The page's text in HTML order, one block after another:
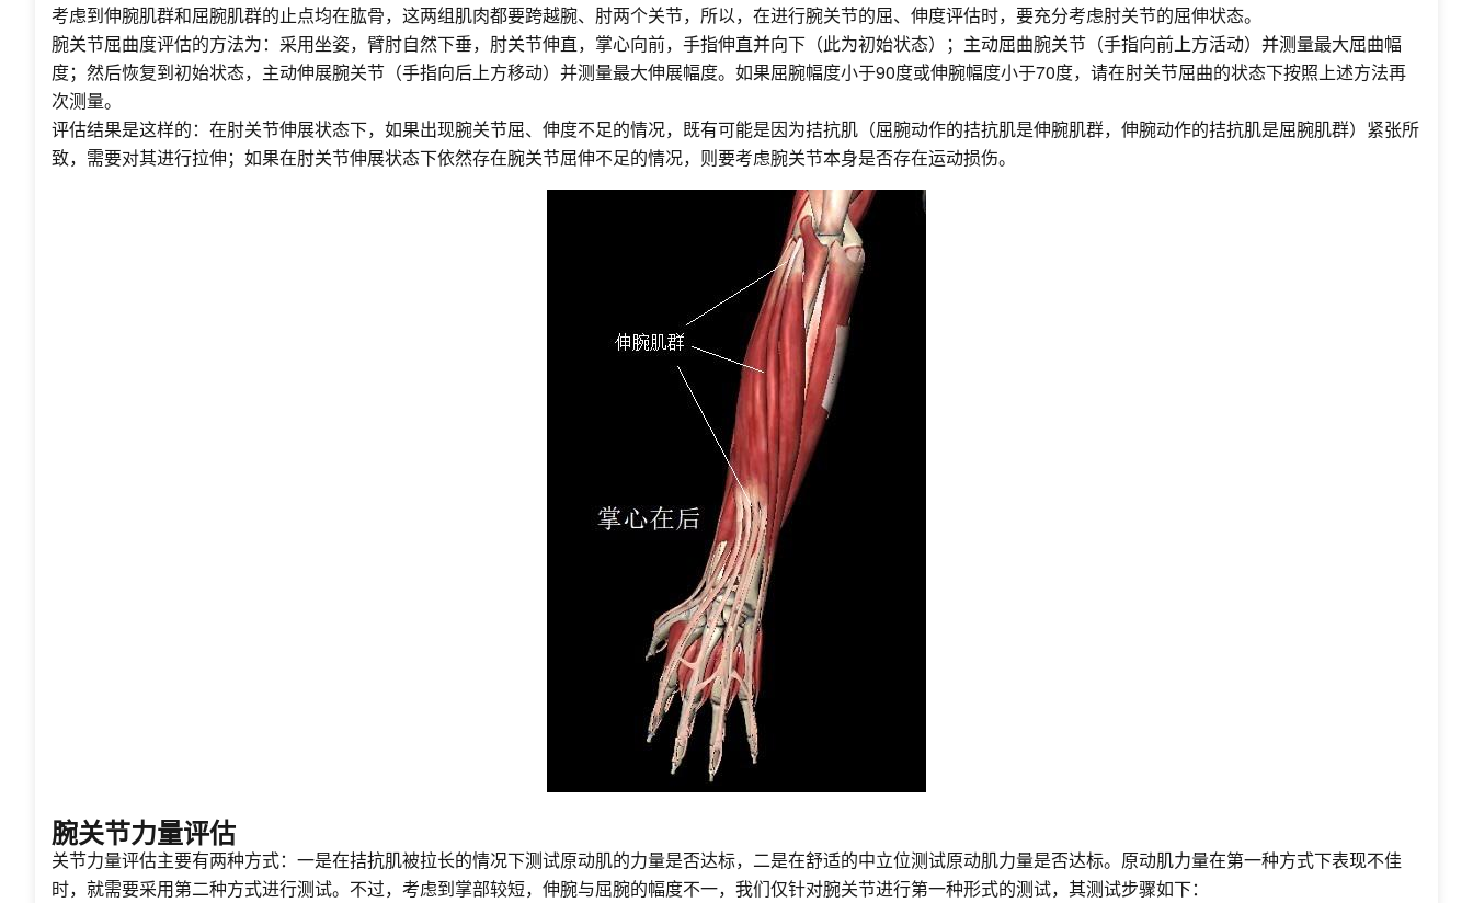
考虑到伸腕肌群和屈腕肌群的止点均在肱骨，这两组肌肉都要跨越腕、肘两个关节，所以，在进行腕关节的屈、伸度评估时，要充分考虑肘关节的屈伸状态。
腕关节屈曲度评估的方法为：采用坐姿，臂肘自然下垂，肘关节伸直，掌心向前，手指伸直并向下（此为初始状态）；主动屈曲腕关节（手指向前上方活动）并测量最大屈曲幅
度；然后恢复到初始状态，主动伸展腕关节（手指向后上方移动）并测量最大伸展幅度。如果屈腕幅度小于90度或伸腕幅度小于70度，请在肘关节屈曲的状态下按照上述方法再
次测量。
评估结果是这样的：在肘关节伸展状态下，如果出现腕关节屈、伸度不足的情况，既有可能是因为拮抗肌（屈腕动作的拮抗肌是伸腕肌群，伸腕动作的拮抗肌是屈腕肌群）紧张所
致，需要对其进行拉伸；如果在肘关节伸展状态下依然存在腕关节屈伸不足的情况，则要考虑腕关节本身是否存在运动损伤。
腕关节力量评估
关节力量评估主要有两种方式：一是在拮抗肌被拉长的情况下测试原动肌的力量是否达标，二是在舒适的中立位测试原动肌力量是否达标。原动肌力量在第一种方式下表现不佳
时，就需要采用第二种方式进行测试。不过，考虑到掌部较短，伸腕与屈腕的幅度不一，我们仅针对腕关节进行第一种形式的测试，其测试步骤如下：